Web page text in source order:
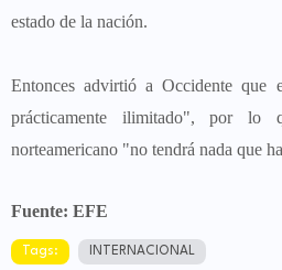
estado de la nación.
Entonces advirtió a Occidente que
prácticamente ilimitado", por lo
norteamericano "no tendrá nada que
Fuente: EFE
Tags: INTERNACIONAL